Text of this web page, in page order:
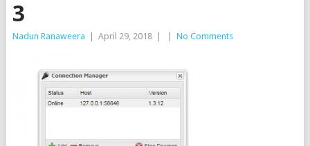
3
Nadun Ranaweera April 29, 2018 No Comments